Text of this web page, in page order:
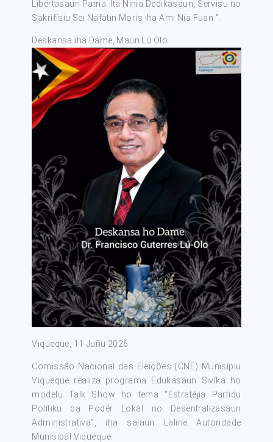
Libertasaun Patria. Ita Ninia Dedikasaun, Servisu no
Sakrifísiu Sei Nafatin Moris iha Ami Nia Fuan ”.
Deskansa iha Dame, Maun Lú Olo
Viqueque, 11 Juñu 2026
Comissão Nacional das Eleições (CNE) Munisípiu
Viqueque realiza programa Edukasaun Sivíka ho
modelu Talk Show ho tema “Estratéjia Partidu
Polítiku ba Podér Lokál no Desentralizasaun
Administrativa”, iha salaun Laline Autoridade
Munisipál Viqueque.